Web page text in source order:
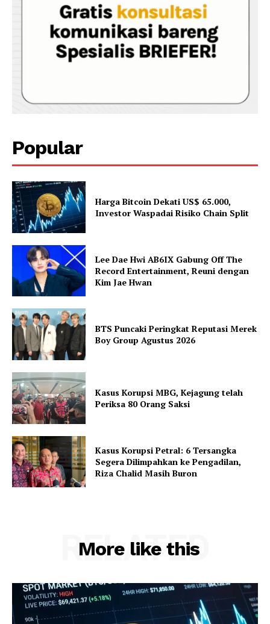
Popular
Harga Bitcoin Dekati US$ 65.000,
Investor Waspadai Risiko Chain Split
Lee Dae Hwi AB6IX Gabung Off The
Record Entertainment, Reuni dengan
Kim Jae Hwan
BTS Puncaki Peringkat Reputasi Merek
Boy Group Agustus 2026
Kasus Korupsi MBG, Kejagung telah
Periksa 80 Orang Saksi
Kasus Korupsi Petral: 6 Tersangka
Segera Dilimpahkan ke Pengadilan,
Riza Chalid Masih Buron
More like this
RELATED